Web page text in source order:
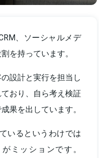
、ソーシャルメデ
を持っています。
設計と実行を担当し
おり、自ら考え検証
果を出しています。
いるというわけでは
ミッションです。